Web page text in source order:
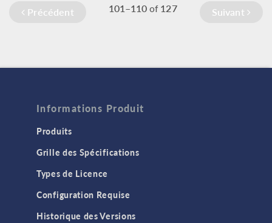
Précédent 101–110 of 127 Suivant
Informations Produit
Produits
Grille des Spécifications
Types de Licence
Configuration Requise
Historique des Versions